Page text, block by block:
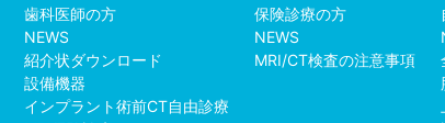
歯科医師の方
NEWS
紹介状ダウンロード
設備機器
インプラント術前CT自由診療
保険診療の方
NEWS
MRI/CT検査の注意事項